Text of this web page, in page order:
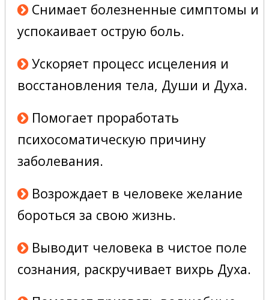
Снимает болезненные симптомы и
успокаивает острую боль.
Ускоряет процесс исцеления и
восстановления тела, Души и Духа.
Помогает проработать
психосоматическую причину
заболевания.
Возрождает в человеке желание
бороться за свою жизнь.
Выводит человека в чистое поле
сознания, раскручивает вихрь Духа.